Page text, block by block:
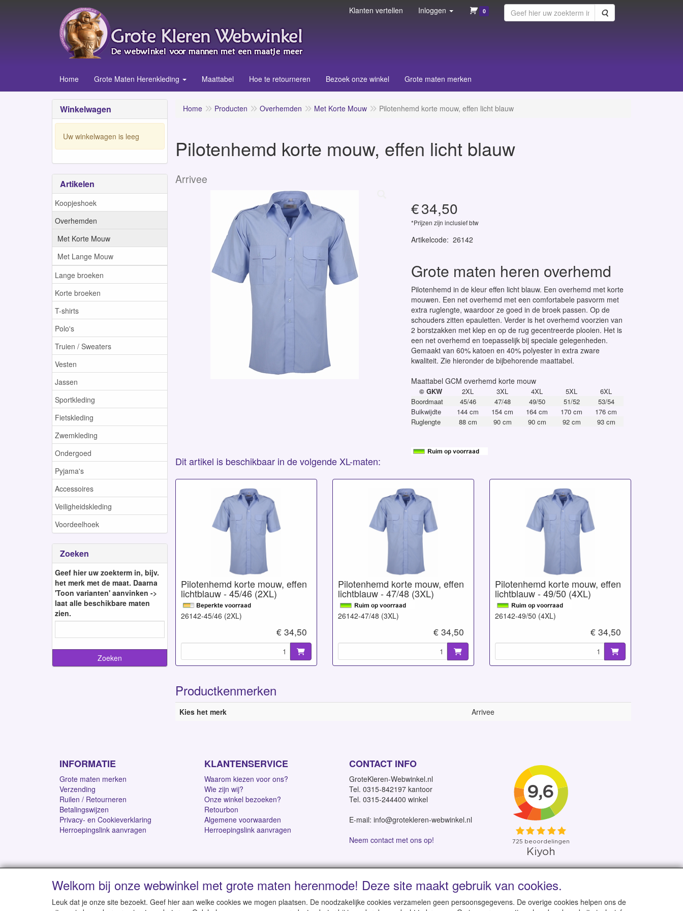
Klanten vertellen Inloggen 0 Zoeken
Home Grote Maten Herenkleding Maattabel Hoe te retourneren Bezoek onze winkel Grote maten merken
Winkelwagen
Uw winkelwagen is leeg
Artikelen
Koopjeshoek
Overhemden
Met Korte Mouw
Met Lange Mouw
Lange broeken
Korte broeken
T-shirts
Polo's
Truien / Sweaters
Vesten
Jassen
Sportkleding
Fietskleding
Zwemkleding
Ondergoed
Pyjama's
Accessoires
Veiligheidskleding
Voordeelhoek
Zoeken
Geef hier uw zoekterm in, bijv.
het merk met de maat. Daarna
'Toon varianten' aanvinken ->
laat alle beschikbare maten
zien.
Home Producten Overhemden Met Korte Mouw Pilotenhemd korte mouw, effen licht blauw
Pilotenhemd korte mouw, effen licht blauw
Arrivee
€34,50
*Prijzen zijn inclusief btw
Artikelcode: 26142
Grote maten heren overhemd
Pilotenhemd in de kleur effen licht blauw. Een overhemd met korte
mouwen. Een net overhemd met een comfortabele pasvorm met
extra ruglengte, waardoor ze goed in de broek passen. Op de
schouders zitten epauletten. Verder is het overhemd voorzien van
2 borstzakken met klep en op de rug gecentreerde plooien. Het is
een net overhemd en toepasselijk bij speciale gelegenheden.
Gemaakt van 60% katoen en 40% polyester in extra zware
kwaliteit. Zie hieronder de bijbehorende maattabel.
Maattabel GCM overhemd korte mouw
© GKW 2XL 3XL 4XL 5XL
6XL
Boordmaat
45/46 47/48 49/50 51/52
53/54
Buikwijdte
144 cm 154 cm 164 cm 170 cm
176 cm
Ruglengte
88 cm 90 cm 90 cm 92 cm 93 cm
Dit artikel is beschikbaar in de volgende XL-maten:
Pilotenhemd korte mouw, effen
lichtblauw - 45/46 (2XL)
26142-45/46 (2XL)
€ 34,50
Pilotenhemd korte mouw, effen
lichtblauw - 47/48 (3XL)
26142-47/48 (3XL)
€ 34,50
Pilotenhemd korte mouw, effen
lichtblauw - 49/50 (4XL)
26142-49/50 (4XL)
€ 34,50
Productkenmerken
Kies het merk Arrivee
INFORMATIE
Grote maten merken
Verzending
Ruilen / Retourneren
Betalingswijzen
Privacy- en Cookieverklaring
Herroepingslink aanvragen
KLANTENSERVICE
Waarom kiezen voor ons?
Wie zijn wij?
Onze winkel bezoeken?
Retourbon
Algemene voorwaarden
Herroepingslink aanvragen
CONTACT INFO
GroteKleren-Webwinkel.nl
Tel. 0315-842197 kantoor
Tel. 0315-244400 winkel
E-mail: info@grotekleren-webwinkel.nl
Neem contact met ons op!
Levertijd 1-2 werkdagen | Vanaf € 95 gratis verzending binnen NL | Direct leverbaar uit eigen voorraad
Welkom bij onze webwinkel met grote maten herenmode! Deze site maakt gebruik van cookies.
Leuk dat je onze site bezoekt. Geef hier aan welke cookies we mogen plaatsen. De noodzakelijke cookies verzamelen geen persoonsgegevens. De overige cookies helpen ons de